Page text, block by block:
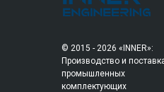
© 2015 - 2026 «INNER»:
Производство и
промышленных
комплектующих